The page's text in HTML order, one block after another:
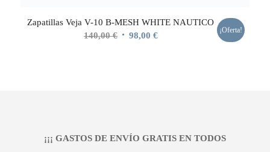
Zapatillas Veja V-10 B-MESH WHITE NAUTICO
140,00€ El 98,00 €El
¡Oferta!
¡¡¡ GASTOS DE ENVÍO GRATIS EN TODOS